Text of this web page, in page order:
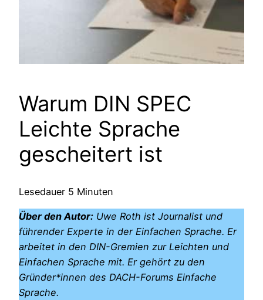
Warum DIN SPEC
Leichte Sprache
gescheitert ist
Lesedauer 5 Minuten
Über den Autor: Uwe Roth ist Journalist und
führender Experte in der Einfachen Sprache. Er
arbeitet in den DIN-Gremien zur Leichten und
Einfachen Sprache mit. Er gehört zu den
Gründer*innen des DACH-Forums Einfache
Sprache.